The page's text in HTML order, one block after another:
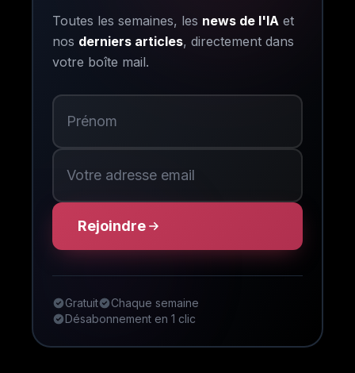
Toutes les semaines, les news de l'IA et
nos derniers articles, directement dans
votre boîte mail.
Rejoindre
Gratuit
Chaque semaine
Désabonnement en 1 clic